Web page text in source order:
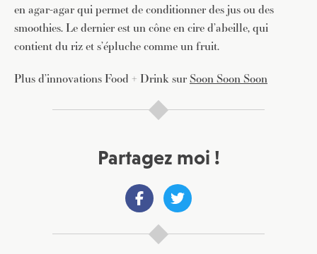
en agar-agar qui permet de conditionner des jus ou des
smoothies. Le dernier est un cône en cire d’abeille, qui
contient du riz et s’épluche comme un fruit.
Plus d’innovations Food + Drink surSoon Soon Soon
Partagez moi !